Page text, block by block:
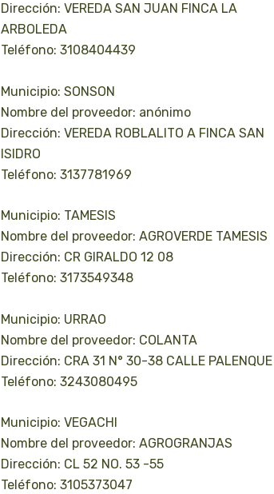
Dirección: VEREDA SAN JUAN FINCA LA
ARBOLEDA
Teléfono: 3108404439
Municipio: SONSON
Nombre del proveedor: anónimo
Dirección: VEREDA ROBLALITO A FINCA SAN
ISIDRO
Teléfono: 3137781969
Municipio: TAMESIS
Nombre del proveedor: AGROVERDE TAMESIS
Dirección: CR GIRALDO 12 08
Teléfono: 3173549348
Municipio: URRAO
Nombre del proveedor: COLANTA
Dirección: CRA 31 N° 30-38 CALLE PALENQUE
Teléfono: 3243080495
Municipio: VEGACHI
Nombre del proveedor: AGROGRANJAS
Dirección: CL 52 NO. 53 -55
Teléfono: 3105373047